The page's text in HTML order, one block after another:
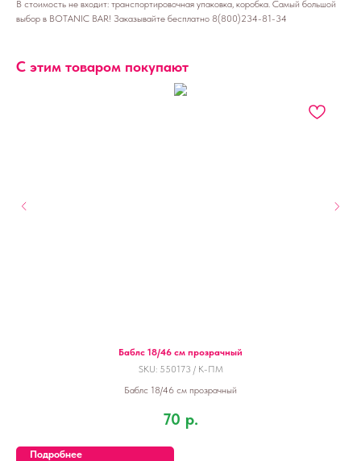
В стоимость не входит: транспортировочная упаковка, коробка. Самый большой
выбор в BOTANIC BAR! Заказывайте бесплатно 8(800)234-81-34
С этим товаром покупают
Баблс 18/46 см прозрачный
SKU: 550173 / К-ПМ
Баблс 18/46 см прозрачный
70 р.
Подробнее